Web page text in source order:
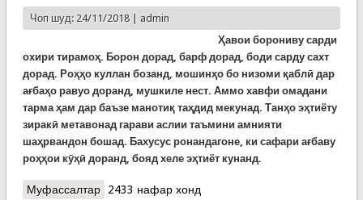
Чоп шуд: 24/11/2018 | admin
Ҳавои борониву сарди
охири тирамоҳ. Борон дорад, барф дорад, боди сарду сахт
дорад. Роҳҳо куллан бозанд, мошинҳо бо низоми қаблӣ дар
ағбаҳо равуо доранд, мушкиле нест. Аммо хавфи омадани
тарма ҳам дар баъзе манотиқ таҳдид мекунад. Танҳо эҳтиёту
зиракӣ метавонад гарави аслии таъмини амнияти
шаҳрвандон бошад. Бахусус ронандагоне, ки сафари ағбаву
роҳҳои кӯҳӣ доранд, бояд хеле эҳтиёт кунанд.
Муфассалтаро Вазъи ҳавои кишвар дар рӯзи 24 ноябр, ҳолати
2433 нафар хонд